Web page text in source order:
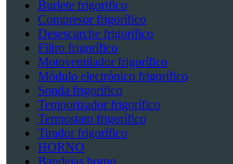
Burlete frigorifico
Compresor frigorífico
Desescarche frigorífico
Filtro frigorífico
Motoventilador frigorífico
Módulo electrónico frigorífico
Sonda frigorífico
Temporizador frigorífico
Termostato frigorífico
Tirador frigorífico
HORNO